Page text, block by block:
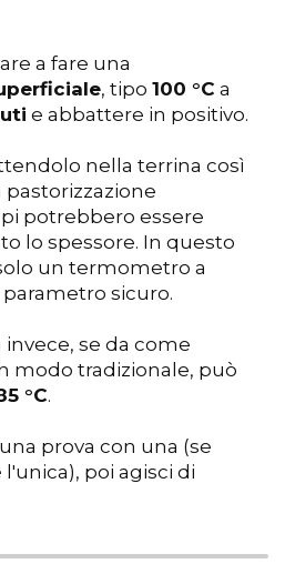
a fare una
, tipo 100 °C a
e abbattere in positivo.
nella terrina così
potrebbero essere
lo spessore. In questo
un termometro a
sicuro.
se da come
modo tradizionale, può
°C.
prova con una (se
poi agisci di